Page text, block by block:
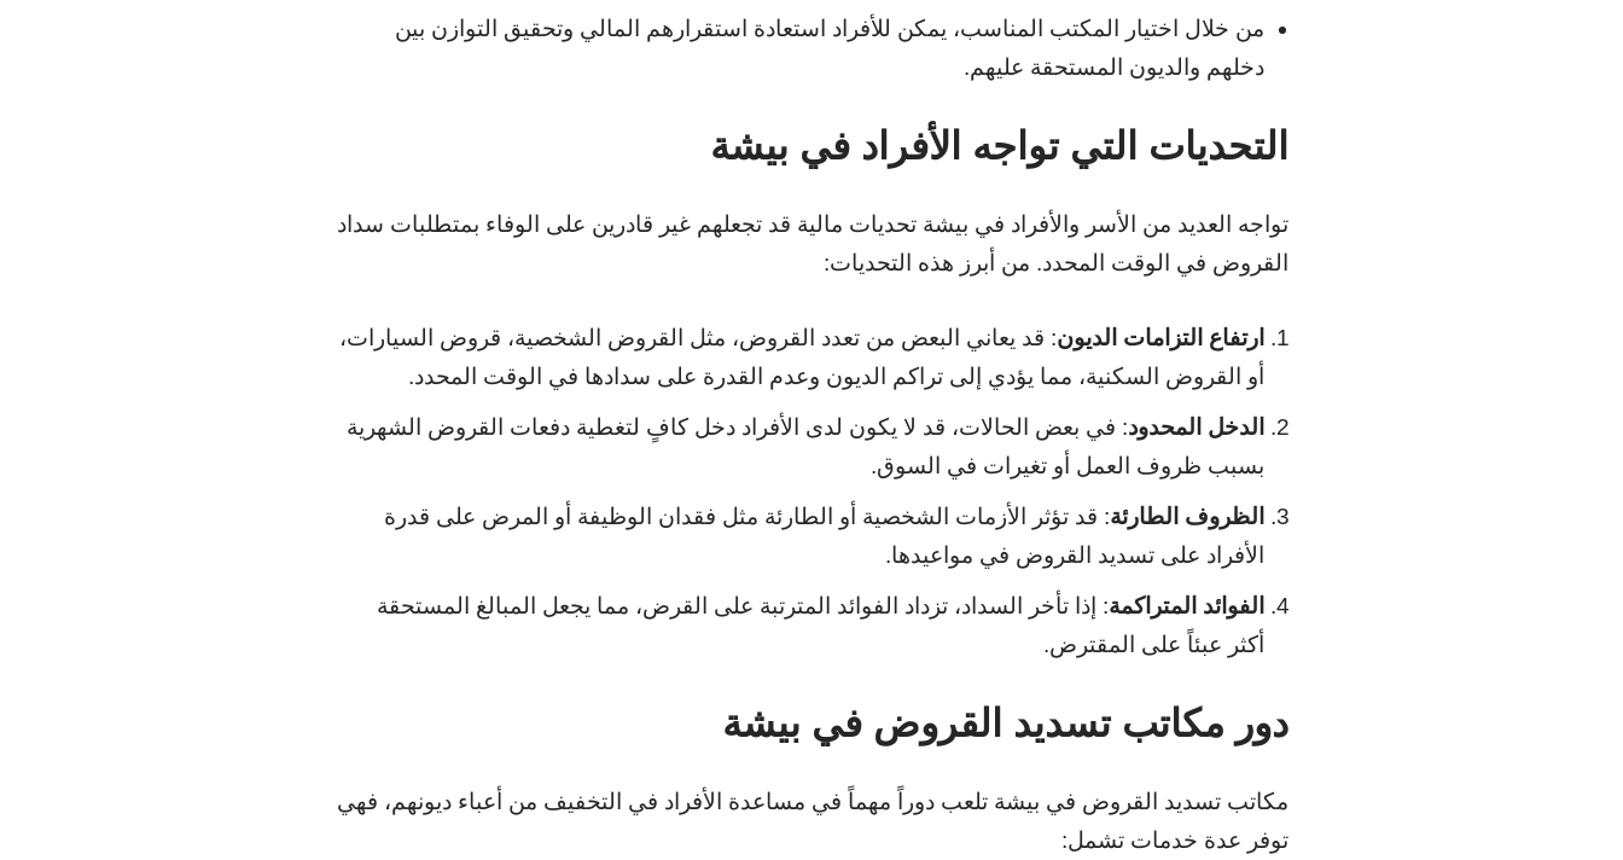
من خلال اختيار المكتب المناسب، يمكن للأفراد استعادة استقرارهم المالي وتحقيق التوازن بين
دخلهم والديون المستحقة عليهم.
التحديات التي تواجه الأفراد في بيشة
تواجه العديد من الأسر والأفراد في بيشة تحديات مالية قد تجعلهم غير قادرين على الوفاء بمتطلبات سداد
القروض في الوقت المحدد. من أبرز هذه التحديات:
ارتفاع التزامات الديون: قد يعاني البعض من تعدد القروض، مثل القروض الشخصية، قروض السيارات،
أو القروض السكنية، مما يؤدي إلى تراكم الديون وعدم القدرة على سدادها في الوقت المحدد.
الدخل المحدود: في بعض الحالات، قد لا يكون لدى الأفراد دخل كافٍ لتغطية دفعات القروض الشهرية
بسبب ظروف العمل أو تغيرات في السوق.
الظروف الطارئة: قد تؤثر الأزمات الشخصية أو الطارئة مثل فقدان الوظيفة أو المرض على قدرة
الأفراد على تسديد القروض في مواعيدها.
الفوائد المتراكمة: إذا تأخر السداد، تزداد الفوائد المترتبة على القرض، مما يجعل المبالغ المستحقة
أكثر عبئاً على المقترض.
دور مكاتب تسديد القروض في بيشة
مكاتب تسديد القروض في بيشة تلعب دوراً مهماً في مساعدة الأفراد في التخفيف من أعباء ديونهم، فهي
توفر عدة خدمات تشمل: